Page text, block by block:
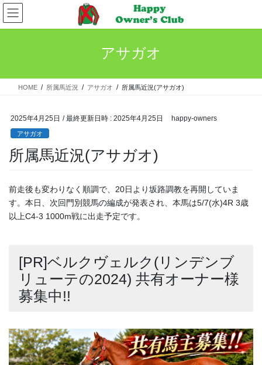
コ
ン
テ
ス
ナ
ビ
ゲ
ン
アサガオ
HOME 所属馬近況 アサガオ 所属馬近況(アサガオ)
2025年4月25日 / 最終更新日時 : 2025年4月25日 happy-owners
アサガオ
所属馬近況(アサガオ)
前走後も変わりなく順調で、20日より坂路調教を再開していま
す。本日、次回門別競馬の編成が発表され、本馬は5/7(水)4R 3歳
以上C4-3 1000m戦に出走予定です。
[PR]ベルクヴェルク(リンデンブ
リューテの2024) 共有オーナー様
募集中!!